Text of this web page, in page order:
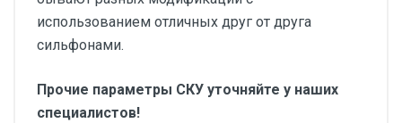
использованием отличных друг от друга
сильфонами.
Прочие параметры СКУ уточняйте у наших
специалистов!